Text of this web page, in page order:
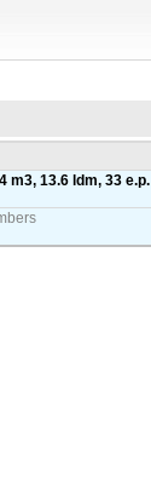
m3, 13.6 ldm, 33 e.p.